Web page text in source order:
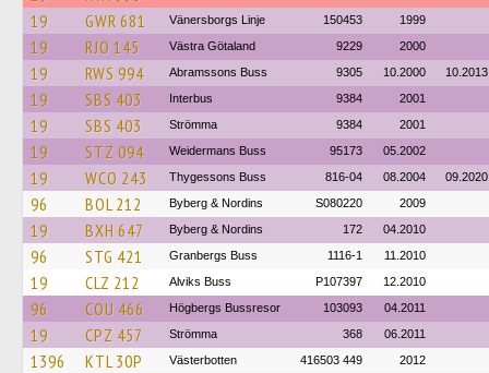
19
GWR 681 Vänersborgs Linje 150453 1999
19 RJO 145 Västra Götaland 9229 2000
19 RWS 994 Abramssons Buss 9305 10.2000 10.2013
19 SBS 403 Interbus 9384 2001
19 SBS 403 Strömma 9384 2001
19 STZ 094 Weidermans Buss 95173 05.2002
19 WCO 243 Thygessons Buss 816-04 08.2004 09.2020
96 BOL 212 Byberg & Nordins S080220 2009
19 BXH 647 Byberg & Nordins 172 04.2010
96 STG 421 Granbergs Buss 1116-1 11.2010
19 CLZ 212 Alviks Buss P107397 12.2010
96 COU 466 Högbergs Bussresor 103093 04.2011
19 CPZ 457 Strömma 368 06.2011
1396 KTL 30P Västerbotten 416503 449 2012